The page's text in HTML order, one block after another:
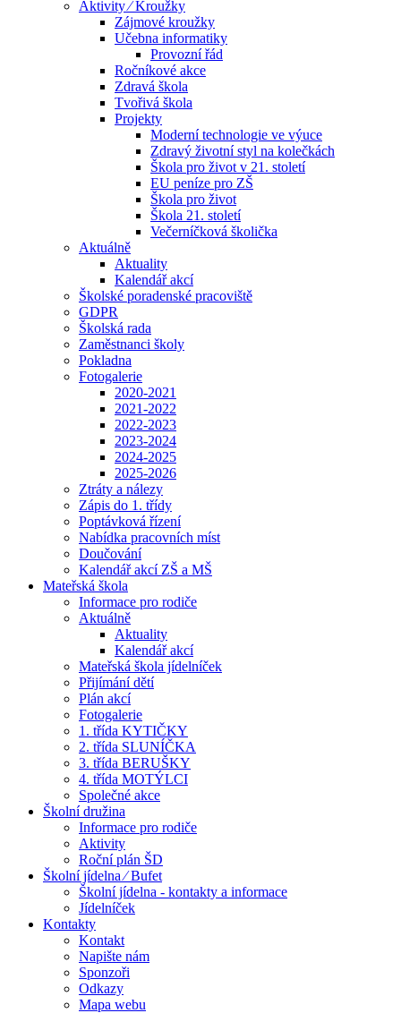
Aktivity ⁄ Kroužky
Zájmové kroužky
Učebna informatiky
Provozní řád
Ročníkové akce
Zdravá škola
Tvořivá škola
Projekty
Moderní technologie ve výuce
Zdravý životní styl na kolečkách
Škola pro život v 21. století
EU peníze pro ZŠ
Škola pro život
Škola 21. století
Večerníčková školička
Aktuálně
Aktuality
Kalendář akcí
Školské poradenské pracoviště
GDPR
Školská rada
Zaměstnanci školy
Pokladna
Fotogalerie
2020-2021
2021-2022
2022-2023
2023-2024
2024-2025
2025-2026
Ztráty a nálezy
Zápis do 1. třídy
Poptávková řízení
Nabídka pracovních míst
Doučování
Kalendář akcí ZŠ a MŠ
Mateřská škola
Informace pro rodiče
Aktuálně
Aktuality
Kalendář akcí
Mateřská škola jídelníček
Přijímání dětí
Plán akcí
Fotogalerie
1. třída KYTIČKY
2. třída SLUNÍČKA
3. třída BERUŠKY
4. třída MOTÝLCI
Společné akce
Školní družina
Informace pro rodiče
Aktivity
Roční plán ŠD
Školní jídelna ⁄ Bufet
Školní jídelna - kontakty a informace
Jídelníček
Kontakty
Kontakt
Napište nám
Sponzoři
Odkazy
Mapa webu